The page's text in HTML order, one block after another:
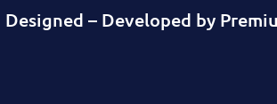
Designed – Developed by